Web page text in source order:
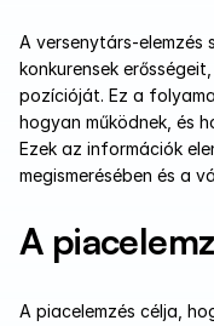
A versenytárs-elemzés
konkurensek
pozícióját. Ez a
hogyan működnek, és
Ezek az információk
megismerésében és a
A
A piacelemzés célja,